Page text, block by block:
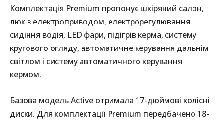
Комплектація Premium пропонує шкіряний салон,
люк з електроприводом, електрорегулювання
сидіння водія, LED фари, підігрів керма, систему
кругового огляду, автоматичне керування дальнім
світлом і систему автоматичного керування
кермом.
Базова модель Active отримала 17-дюймові колісні
диски. Для комплектації Premium передбачено 18-